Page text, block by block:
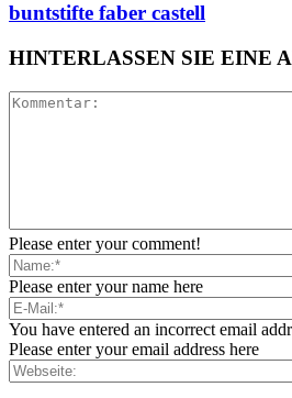
buntstifte faber castell
HINTERLASSEN SIE EINE
Please enter your comment!
Please enter your name here
You have entered an incorrect email
Please enter your email address here